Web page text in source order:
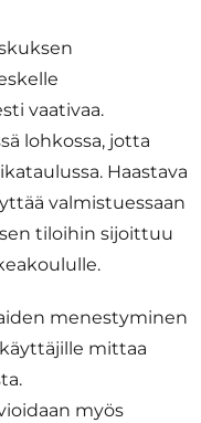
vaativaa.
lohkossa, jotta
Haastava
valmistuessaan
tiloihin sijoittuu
menestyminen
mittaa
myös